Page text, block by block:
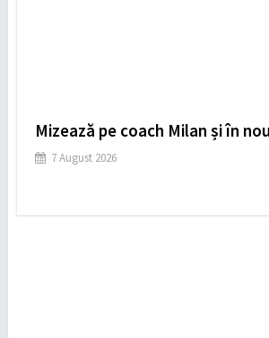
Mizează pe coach Milan și în
7 August 2026